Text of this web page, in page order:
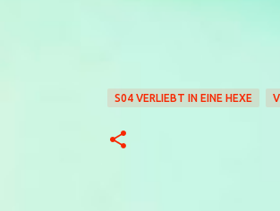
S04 VERLIEBT IN EINE HEXE